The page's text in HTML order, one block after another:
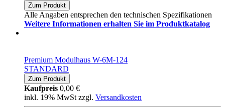
Zum Produkt
Alle Angaben entsprechen den technischen Spezifikationen
Weitere Informationen erhalten Sie im Produktkatalog
Premium Modulhaus W-6M-124
STANDARD
Zum Produkt
Kaufpreis 0,00 €
inkl. 19% MwSt zzgl. Versandkosten